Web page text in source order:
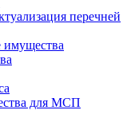
перечней
имущества
для МСП